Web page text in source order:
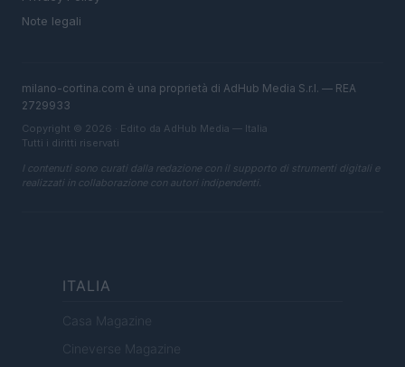
Note legali
milano-cortina.com è una proprietà di AdHub Media S.r.l. — REA
2729933
Copyright © 2026 · Edito da AdHub Media — Italia
Tutti i diritti riservati
I contenuti sono curati dalla redazione con il supporto di strumenti digitali e
realizzati in collaborazione con autori indipendenti.
ITALIA
Casa Magazine
Cineverse Magazine